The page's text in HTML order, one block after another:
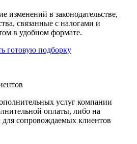
изменений в законодательстве,
связанные с налогами и
в удобном формате.
готовую подборку
услуг компании
оплаты, либо на
для сопровождаемых клиентов